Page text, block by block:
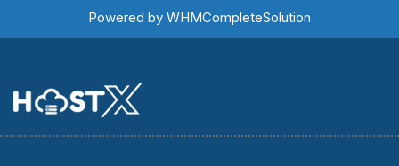
Powered by WHMCompleteSolution